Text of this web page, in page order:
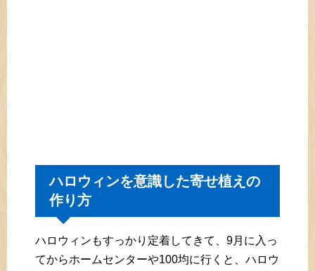
ハロウィンを意識した寄せ植えの
作り方
ハロウィンもすっかり定着してきて、9月に入っ
てからホームセンターや100均に行くと、ハロウ